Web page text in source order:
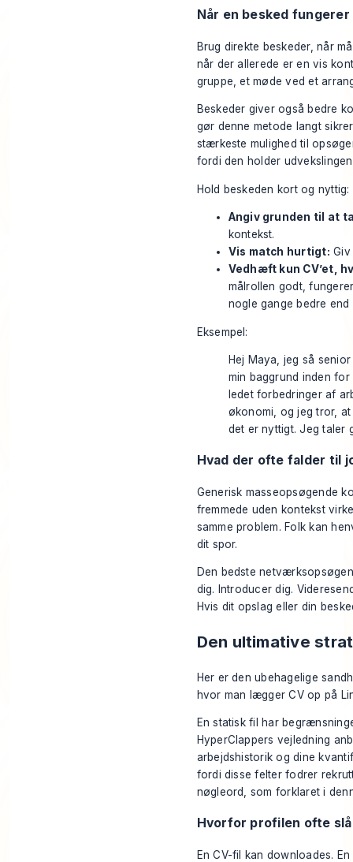
Når en besked
Brug direkte beskeder, når
når der allerede er en vis
gruppe, et møde ved et
Beskeder giver også bedre
gør denne metode langt
stærkeste mulighed til
fordi den holder
Hold beskeden kort og nyttig:
Angiv grunden til at
kontekst.
Vis match hurtigt:
Vedhæft kun CV’et,
målrollen godt,
nogle gange bedre
Eksempel:
Hej Maya, jeg så
min baggrund inden
ledet forbedringer af
økonomi, og jeg tror,
det er nyttigt. Jeg taler
Hvad der ofte falder til
Generisk masseopsøgende
fremmede uden kontekst
samme problem. Folk kan
dit spor.
Den bedste
dig. Introducer dig.
Hvis dit opslag eller din
Den ultimative
Her er den ubehagelige
hvor man lægger CV op på
En statisk fil har
HyperClappers vejledning
arbejdshistorik og dine
fordi disse felter fodrer
nøgleord, som forklaret i
Hvorfor profilen ofte
En CV-fil kan downloades.